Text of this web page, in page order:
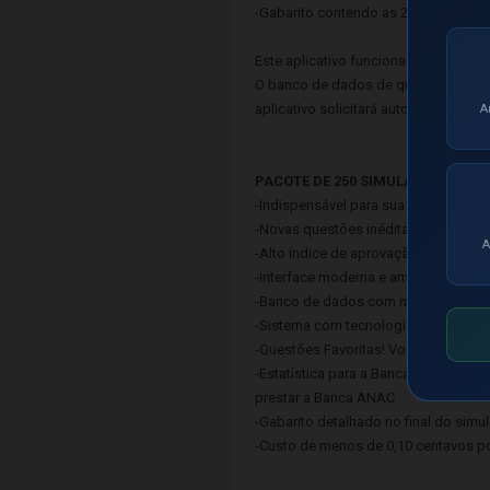
-Gabarito contendo as 20 questões
Este aplicativo funciona de modo
O banco de dados de questões é
aplicativo solicitará
PACOTE DE 250 SIMULADOS PARA
-Indispensável para sua aprovação
-Novas questões inéditas das bancas
-Alto índice de aprovação nas
-Interface moderna e amigável que
-Banco de dados com mais de
-Sistema com tecnologia SMART
-Questões Favoritas! Você pode
-Estatística para a Banca - Um
prestar a Banca ANAC
-Gabarito detalhado no final do
-Custo de menos de 0,10 centavos